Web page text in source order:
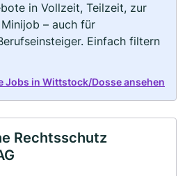
in Vollzeit, Teilzeit, zur
– auch für
Einfach filtern
Jobs in Wittstock/Dosse ansehen
Rechtsschutz